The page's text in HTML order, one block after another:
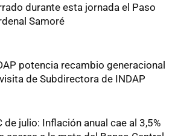
durante esta jornada el Paso
Samoré
potencia recambio generacional
de Subdirectora de INDAP
de julio: Inflación anual cae al 3,5%